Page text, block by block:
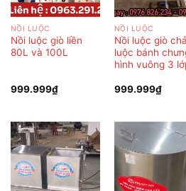
NỒI LUỘC
Nồi luộc giò liền
80L và 100L
999.999₫
NỒI LUỘC
Nồi luộc giò
luộc bánh
hình vuông 3
999.999₫